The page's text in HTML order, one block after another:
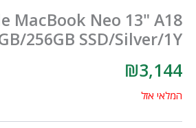
Apple MacBook Neo
Pro/8GB/256GB SSD/
₪